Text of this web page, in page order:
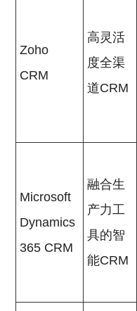
Zoho
CRM
高灵活
度全渠
道CRM
Microsoft
Dynamics
365 CRM
融合生
产力工
具的智
能CRM